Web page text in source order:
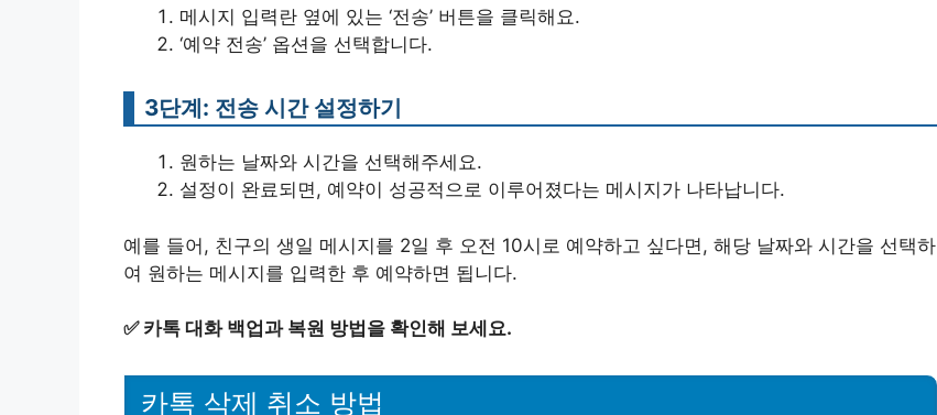
메시지 입력란 옆에 있는 ‘전송’ 버튼을 클릭해요.
‘예약 전송’ 옵션을 선택합니다.
3단계: 전송 시간 설정하기
원하는 날짜와 시간을 선택해주세요.
설정이 완료되면, 예약이 성공적으로 이루어졌다는 메시지가 나타납니다.
예를 들어, 친구의 생일 메시지를 2일 후 오전 10시로 예약하고 싶다면, 해당 날짜와 시간을 선택하
여 원하는 메시지를 입력한 후 예약하면 됩니다.
✅ 카톡 대화 백업과 복원 방법을 확인해 보세요.
카톡 삭제 취소 방법